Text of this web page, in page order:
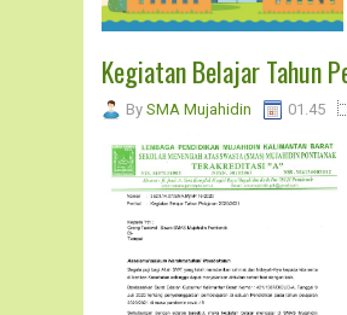
Kegiatan Belajar Tahun
By SMA Mujahidin 01.45